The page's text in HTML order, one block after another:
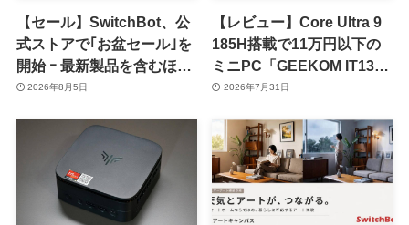
【セール】SwitchBot、公
式ストアで｢お盆セール｣を
開始 ｰ 最新製品を含むほぼ
全品が最大54％オフに
2026年8月5日
【レビュー】Core Ultra 9
185H搭載で11万円以下の
ミニPC「GEEKOM IT13
Max」をチェック
2026年7月31日